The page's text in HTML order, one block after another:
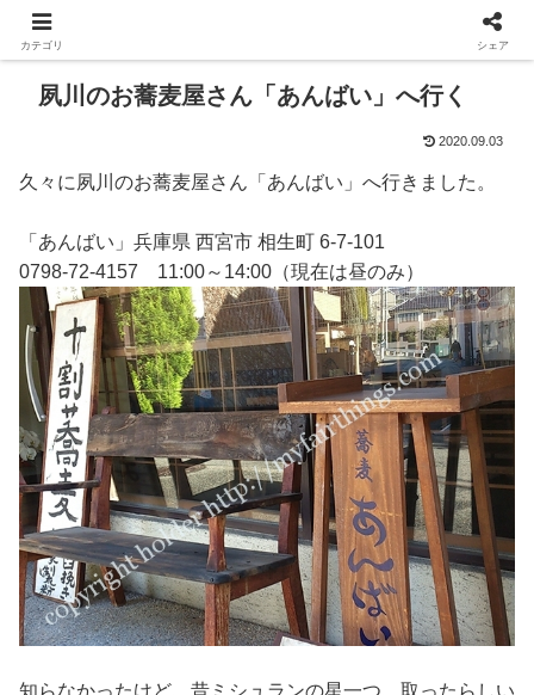
夙川のお蕎麦屋さん「あんばい」へ行く
2020.09.03
久々に夙川のお蕎麦屋さん「あんばい」へ行きました。
「あんばい」兵庫県 西宮市 相生町 6-7-101
0798-72-4157 11:00～14:00（現在は昼のみ）
カテゴリ シェア